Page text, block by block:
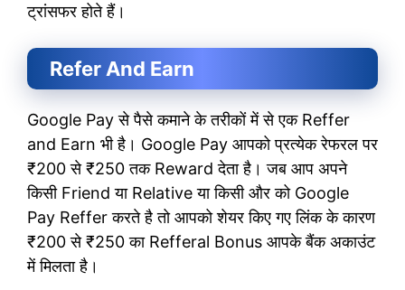
ट्रांसफर होते हैं।
Refer And Earn
Google Pay से पैसे कमाने के तरीकों में से एक Reffer
and Earn भी है। Google Pay आपको प्रत्येक रेफरल पर
₹200 से ₹250 तक Reward देता है। जब आप अपने
किसी Friend या Relative या किसी और को Google
Pay Reffer करते है तो आपको शेयर किए गए लिंक के कारण
₹200 से ₹250 का Refferal Bonus आपके बैंक अकाउंट
में मिलता है।